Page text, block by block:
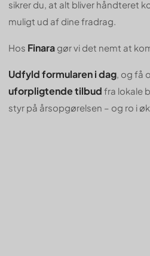
sikrer du, at alt bliver håndteret
muligt ud af dine fradrag.
Hos Finara gør vi det nemt at
Udfyld formularen i dag, og få
uforpligtende tilbud fra lokale
styr på årsopgørelsen – og ro i